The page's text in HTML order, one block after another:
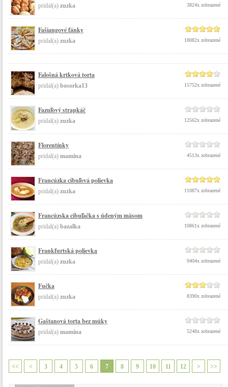
pridal(a) zuzka 3824x zobrazené
Fašiangové fánky
pridal(a) zuzka 18082x zobrazené
Falošná krtková torta
pridal(a) bosorka13 15752x zobrazené
Fazuľový strapkáč
pridal(a) zuzka 12562x zobrazené
Florentínky
pridal(a) mamina 4513x zobrazené
Francúzka cibuľová polievka
pridal(a) zuzka 11087x zobrazené
Francúzska cibuľačka s údeným mäsom
pridal(a) bazalka 10861x zobrazené
Frankfurtská polievka
pridal(a) zuzka 9404x zobrazené
Fučka
pridal(a) zuzka 8390x zobrazené
Gaštanová torta bez múky
pridal(a) mamina 5248x zobrazené
<< < 3 4 5 6 7 8 9 10 11 12 > >>